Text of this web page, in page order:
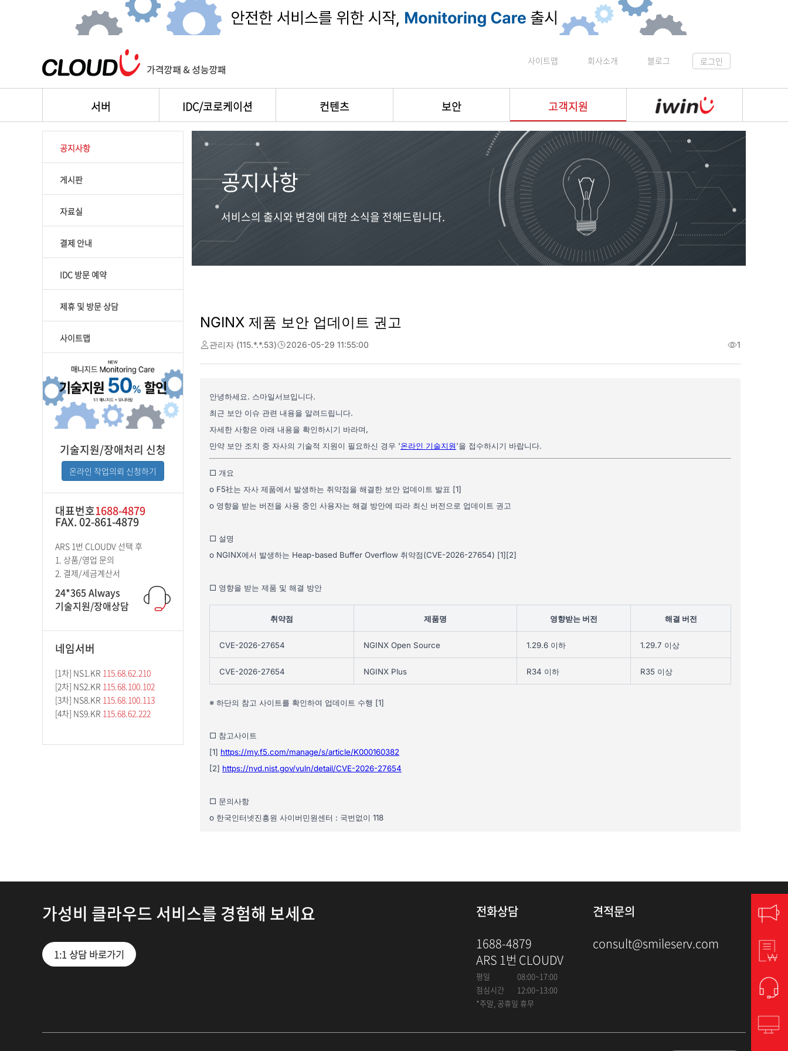
사이트맵 회사소개 블로그 로그인
서버 IDC/코로케이션 컨텐츠 보안 고객지원
공지사항
게시판
자료실
결제 안내
IDC 방문 예약
제휴 및 방문 상담
사이트맵
기술지원/장애처리 신청
온라인 작업의뢰 신청하기
대표번호1688-4879
FAX. 02-861-4879
ARS 1번 CLOUDV 선택 후
1. 상품/영업 문의
2. 결제/세금계산서
24*365 Always
기술지원/장애상담
네임서버
[1차] NS1.KR 115.68.62.210
[2차] NS2.KR 115.68.100.102
[3차] NS8.KR 115.68.100.113
[4차] NS9.KR 115.68.62.222
공지사항
서비스의 출시와 변경에 대한 소식을 전해드립니다.
가성비 클라우드 서비스를 경험해 보세요
1:1 상담 바로가기
전화상담
1688-4879
ARS 1번 CLOUDV
평일
08:00~17:00
점심시간
12:00~13:00
*주말, 공휴일 휴무
견적문의
consult@smileserv.com